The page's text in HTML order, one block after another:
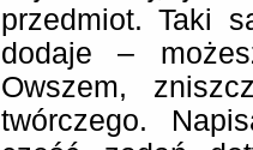
przedmiot. Taki
dodaje –
Owszem,
twórczego.